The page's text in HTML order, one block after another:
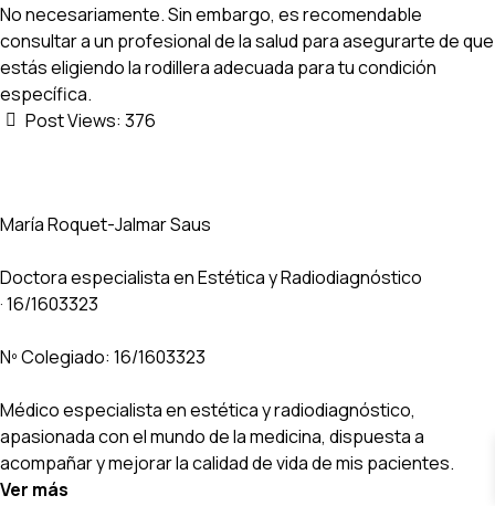
No necesariamente. Sin embargo, es recomendable
consultar a un profesional de la salud para asegurarte de que
estás eligiendo la rodillera adecuada para tu condición
específica.
Post Views: 376
María Roquet-Jalmar Saus
Doctora especialista en Estética y Radiodiagnóstico
· 16/1603323
Nº Colegiado: 16/1603323
Médico especialista en estética y radiodiagnóstico,
apasionada con el mundo de la medicina, dispuesta a
acompañar y mejorar la calidad de vida de mis pacientes.
Ver más